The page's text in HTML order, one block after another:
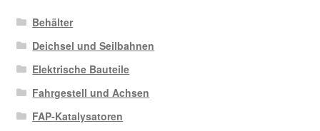
Behälter
Deichsel und Seilbahnen
Elektrische Bauteile
Fahrgestell und Achsen
FAP-Katalysatoren